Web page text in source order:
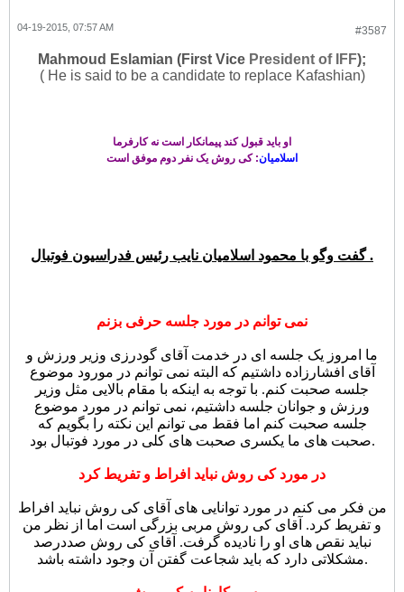
#3587
04-19-2015, 07:57 AM
Mahmoud Eslamian (First Vice President of IFF);
( He is said to be a candidate to replace Kafashian)
او باید قبول کند پیمانکار است نه کارفرما
اسلامیان: کی روش یک نفر دوم موفق است
گفت وگو بامحمود اسلامیان نایب رئیس فدراسیون فوتبال .
نمی توانم در مورد جلسه حرفی بزنم
ما امروز یک جلسه ای در خدمت آقای گودرزی وزیر ورزش و
آقای افشارزاده داشتیم که البته نمی توانم در مورود موضوع
جلسه صحبت کنم. با توجه به اینکه با مقام بالایی مثل وزیر
ورزش و جوانان جلسه داشتیم، نمی توانم در مورد موضوع
جلسه صحبت کنم اما فقط می توانم این نکته را بگویم که
صحبت های ما یکسری صحبت های کلی در مورد فوتبال بود.
در مورد کی روش نباید افراط و تفریط کرد
من فکر می کنم در مورد توانایی های آقای کی روش نباید افراط
و تفریط کرد. آقای کی روش مربی بزرگی است اما از نظر من
نباید نقص های او را نادیده گرفت. آقای کی روش صددرصد
مشکلاتی دارد که باید شجاعت گفتن آن وجود داشته باشد.